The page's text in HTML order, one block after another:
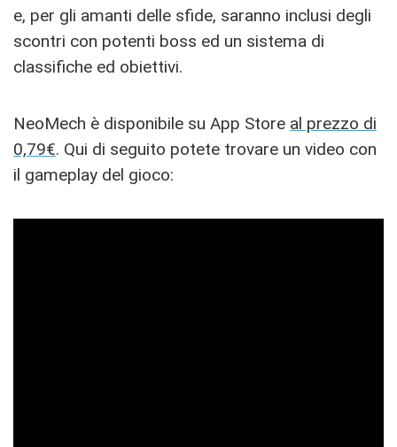
e, per gli amanti delle sfide, saranno inclusi degli
scontri con potenti boss ed un sistema di
classifiche ed obiettivi.
NeoMech è disponibile su App Store al prezzo di
0,79€. Qui di seguito potete trovare un video con
il gameplay del gioco: